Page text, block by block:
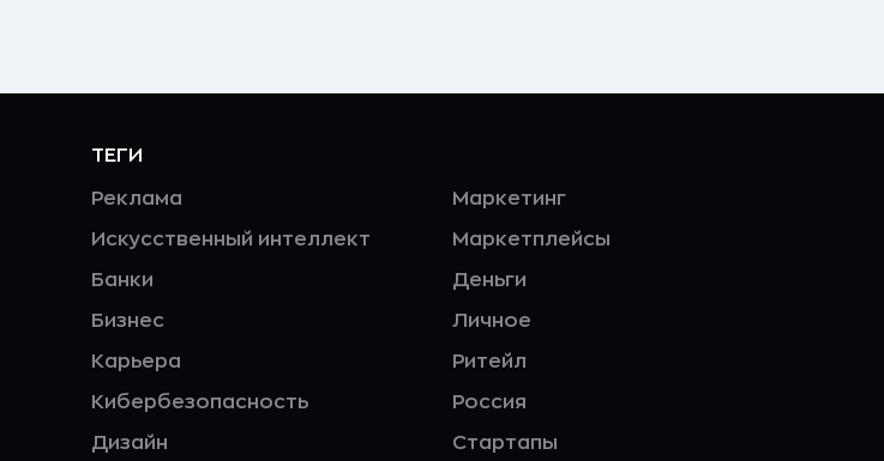
ТЕГИ
Реклама
Искусственный интеллект
Банки
Бизнес
Карьера
Кибербезопасность
Дизайн
Маркетинг
Маркетплейсы
Деньги
Личное
Ритейл
Россия
Стартапы